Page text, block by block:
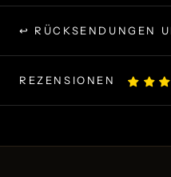
↩ RÜCKSENDUNGEN
REZENSIONEN